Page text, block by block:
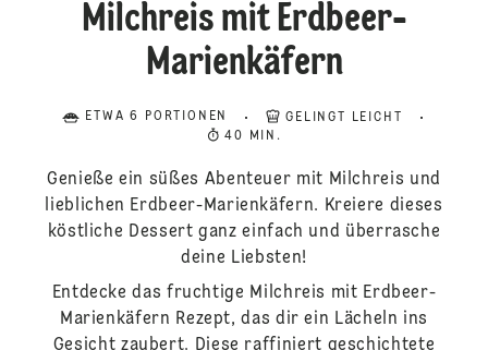
Milchreis mit Erdbeer-
Marienkäfern
ETWA 6 PORTIONEN
GELINGT LEICHT
40 MIN.
Genieße ein süßes Abenteuer mit Milchreis und
lieblichen Erdbeer-Marienkäfern. Kreiere dieses
köstliche Dessert ganz einfach und überrasche
deine Liebsten!
Entdecke das fruchtige Milchreis mit Erdbeer-
Marienkäfern Rezept, das dir ein Lächeln ins
Gesicht zaubert. Diese raffiniert geschichtete